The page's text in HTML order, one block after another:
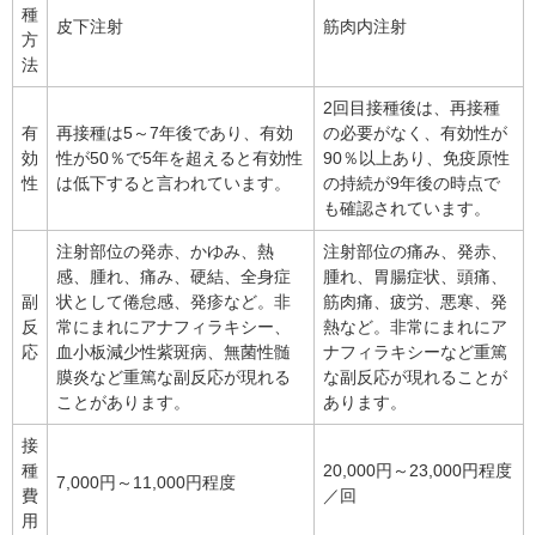
種
方
法
皮下注射 筋肉内注射
有
効
性
再接種は5～7年後であり、有効
性が50％で5年を超えると有効性
は低下すると言われています。
2回目接種後は、再接種
の必要がなく、有効性が
90％以上あり、免疫原性
の持続が9年後の時点で
も確認されています。
副
反
応
注射部位の発赤、かゆみ、熱
感、腫れ、痛み、硬結、全身症
状として倦怠感、発疹など。非
常にまれにアナフィラキシー、
血小板減少性紫斑病、無菌性髄
膜炎など重篤な副反応が現れる
ことがあります。
注射部位の痛み、発赤、
腫れ、胃腸症状、頭痛、
筋肉痛、疲労、悪寒、発
熱など。非常にまれにア
ナフィラキシーなど重篤
な副反応が現れることが
あります。
接
種
費
用
7,000円～11,000円程度
20,000円～23,000円程度
／回